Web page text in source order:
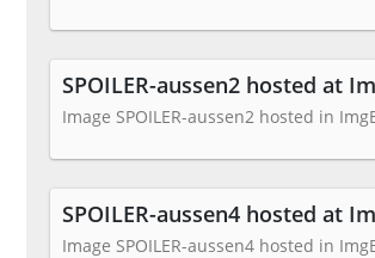
SPOILER-aussen2 hosted at
Image SPOILER-aussen2 hosted in
SPOILER-aussen4 hosted at
Image SPOILER-aussen4 hosted in